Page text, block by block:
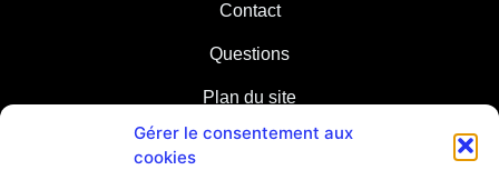
Gérer le consentement aux
cookies
Contact
Questions
Plan du site
Partenaires